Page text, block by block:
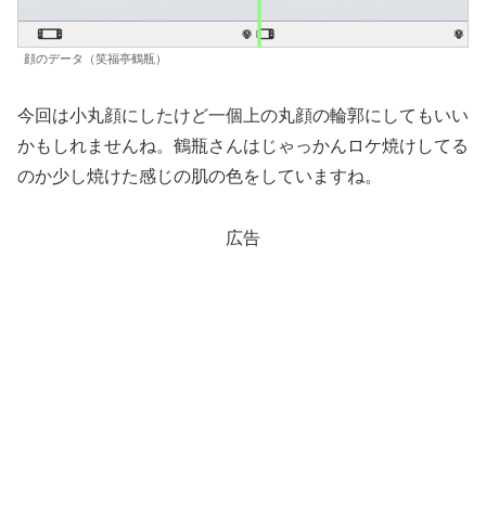
顔のデータ（笑福亭鶴瓶）
今回は小丸顔にしたけど一個上の丸顔の輪郭にしてもいい
かもしれませんね。鶴瓶さんはじゃっかんロケ焼けしてる
のか少し焼けた感じの肌の色をしていますね。
広告